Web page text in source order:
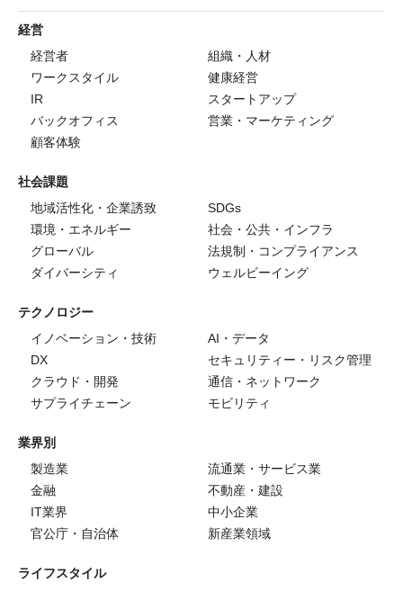
経営
経営者
組織・人材
ワークスタイル
健康経営
IR
スタートアップ
バックオフィス
営業・マーケティング
顧客体験
社会課題
地域活性化・企業誘致
SDGs
環境・エネルギー
社会・公共・インフラ
グローバル
法規制・コンプライアンス
ダイバーシティ
ウェルビーイング
テクノロジー
イノベーション・技術
AI・データ
DX
セキュリティー・リスク管理
クラウド・開発
通信・ネットワーク
サプライチェーン
モビリティ
業界別
製造業
流通業・サービス業
金融
不動産・建設
IT業界
中小企業
官公庁・自治体
新産業領域
ライフスタイル